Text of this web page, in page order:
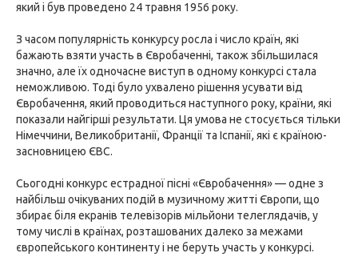
який і був проведено 24 травня 1956 року.
З часом популярність конкурсу росла і число країн, які
бажають взяти участь в Євробаченні, також збільшилася
значно, але їх одночасне виступ в одному конкурсі стала
неможливою. Тоді було ухвалено рішення усувати від
Євробачення, який проводиться наступного року, країни, які
показали найгірші результати. Ця умова не стосується тільки
Німеччини, Великобританії, Франції та Іспанії, які є країною-
засновницею ЄВС.
Сьогодні конкурс естрадної пісні «Євробачення» — одне з
найбільш очікуваних подій в музичному житті Європи, що
збирає біля екранів телевізорів мільйони телеглядачів, у
тому числі в країнах, розташованих далеко за межами
європейського континенту і не беруть участь у конкурсі.